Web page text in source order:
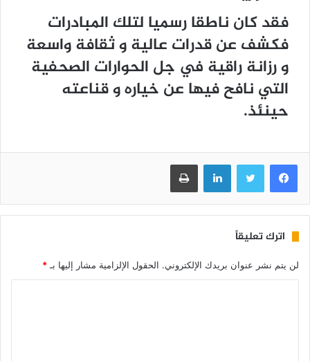
فقد كان ناطقا رسميا لتلك المبادرات
فكشف عن قدرات عالية و ثقافة واسعة
و رزانة راقية في جل الحوارات الصحفية
التي نافح فيها عن خياره و قناعته
حينئذ.
فيسبوك تويتر لينكدإن طباعة
اترك تعليقاً
لن يتم نشر عنوان بريدك الإلكتروني. الحقول الإلزامية مشار إليها بـ *